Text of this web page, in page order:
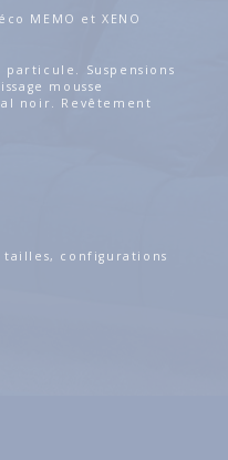
MEMO et XENO
Suspensions
mousse
noir. Revêtement
tailles, configurations